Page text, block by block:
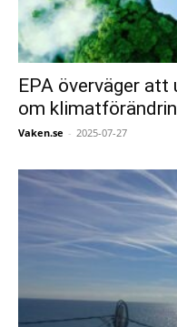
EPA överväger att
om
Vaken.se - 2025-07-27